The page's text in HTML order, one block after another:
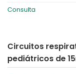
Consulta
Circuitos
pediátricos de